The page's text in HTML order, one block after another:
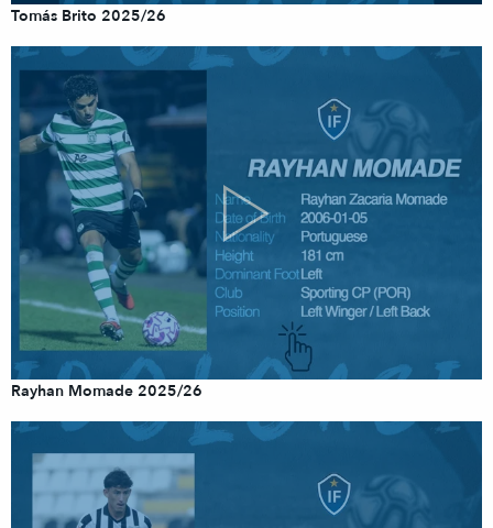
Tomás Brito 2025/26
Rayhan Momade 2025/26